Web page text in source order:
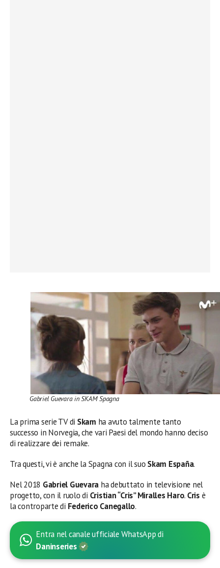
Gabriel Guevara in SKAM Spagna
La prima serie TV di Skam ha avuto talmente tanto
successo in Norvegia, che vari Paesi del mondo hanno deciso
di realizzare dei remake.
Tra questi, vi è anche la Spagna con il suo Skam España.
Nel 2018 Gabriel Guevara ha debuttato in televisione nel
progetto, con il ruolo di Cristian “Cris” Miralles Haro. Cris è
la controparte di Federico Canegallo.
Entra nel canale ufficiale WhatsApp di
Daninseries